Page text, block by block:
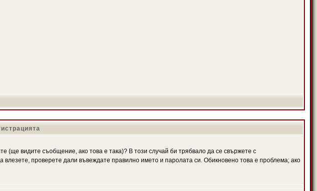
(ще видите съобщение, ако това е така)? В този случай би трябвало да се свържете с
влезете, проверете дали въвеждате правилно името и паролата си. Обикновено това е проблема; ако